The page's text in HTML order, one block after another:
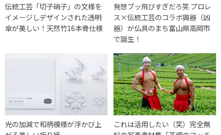
伝統工芸「切子硝子」の文様を
イメージしデザインされた透明
傘が美しい！天然竹16本骨仕様
発想ブッ飛びすぎだろ笑 プロレ
ス×伝統工芸のコラボ興器（凶
器）が仏具のまち富山県高岡市
で誕生！
光の加減で和柄模様が浮かび上
これは活用したい（笑）完全無